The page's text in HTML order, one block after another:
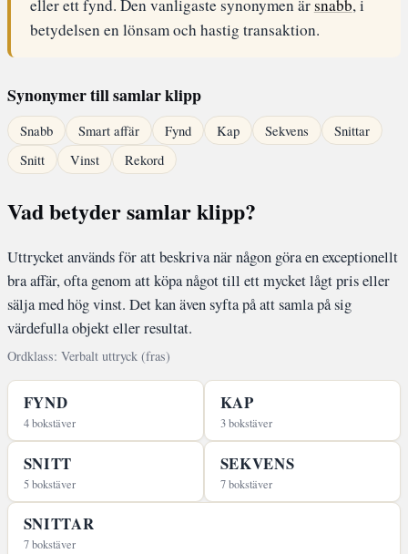
eller ett fynd. Den vanligaste synonymen ärsnabb, i
betydelsen en lönsam och hastig transaktion.
Synonymer till samlar klipp
Snabb Smart affär Fynd Kap Sekvens
Snittar
Snitt
Vinst Rekord
Vad betyder samlar klipp?
Uttrycket används för att beskriva när någon göra en exceptionellt
bra affär, ofta genom att köpa något till ett mycket lågt pris eller
sälja med hög vinst. Det kan även syfta på att samla på sig
värdefulla objekt eller resultat.
Ordklass: Verbalt uttryck (fras)
FYND
4 bokstäver
KAP
3 bokstäver
SNITT
5 bokstäver
SEKVENS
7 bokstäver
SNITTAR
7 bokstäver